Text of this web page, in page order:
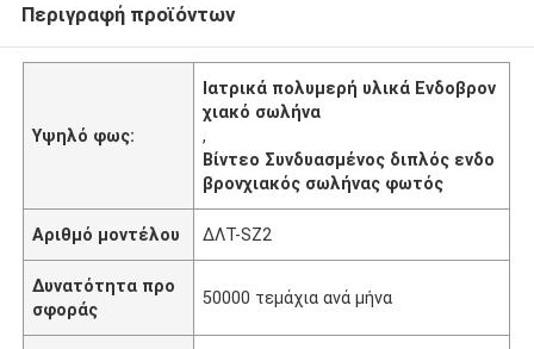
Περιγραφή προϊόντων
Υψηλό φως:
Ιατρικά πολυμερή υλικά Ενδοβρον
χιακό σωλήνα
,
Βίντεο Συνδυασμένος διπλός ενδο
βρονχιακός σωλήνας φωτός
Αριθμό μοντέλου ΔΛΤ-SZ2
Δυνατότητα προ
σφοράς
50000 τεμάχια ανά μήνα